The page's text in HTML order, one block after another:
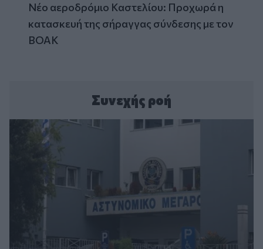
Νέο αεροδρόμιο Καστελίου: Προχωρά η
κατασκευή της σήραγγας σύνδεσης με τον
ΒΟΑΚ
Συνεχής ροή